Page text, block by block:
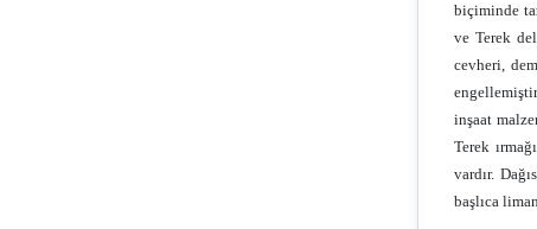
biçiminde
ve Terek
cevheri,
inşaat
Terek
vardır.
başlıca